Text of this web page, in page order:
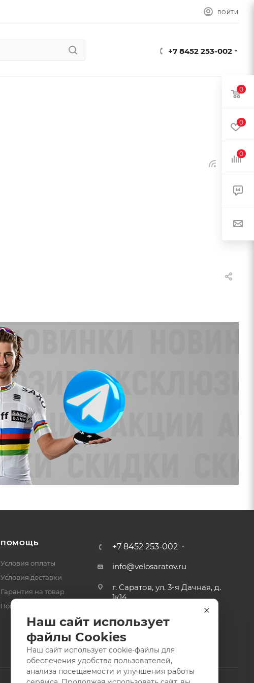
ВОЙТИ
+7 8452 253-002
ПОМОЩЬ
Условия оплаты
Условия доставки
Гарантия на товар
Вопрос-ответ
+7 8452 253-002
info@velosaratov.ru
г. Саратов, ул. 3-я Дачная, д.
1к14
Наш сайт использует
файлы Cookies
Наш сайт использует cookie-файлы для
обеспечения удобства пользователей,
анализа посещаемости и улучшения работы
0
0
0